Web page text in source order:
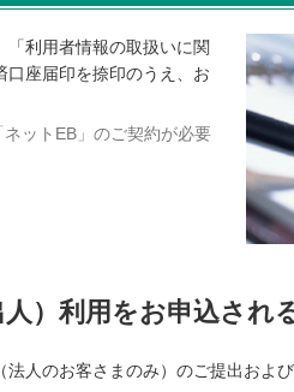
「利用者情報の取扱いに関
座届印を捺印のうえ、お
ットEB」のご契約が必要
）利用をお申込され
人のお客さまのみ）のご提出およ